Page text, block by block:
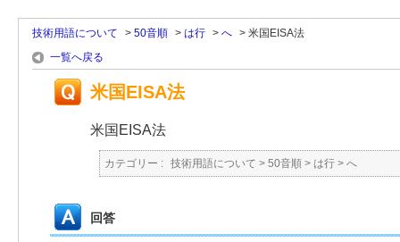
技術用語について > 50音順 > は行 > へ > 米国EISA法
一覧へ戻る
米国EISA法
米国EISA法
カテゴリー : 技術用語について > 50音順 > は行 > へ
回答